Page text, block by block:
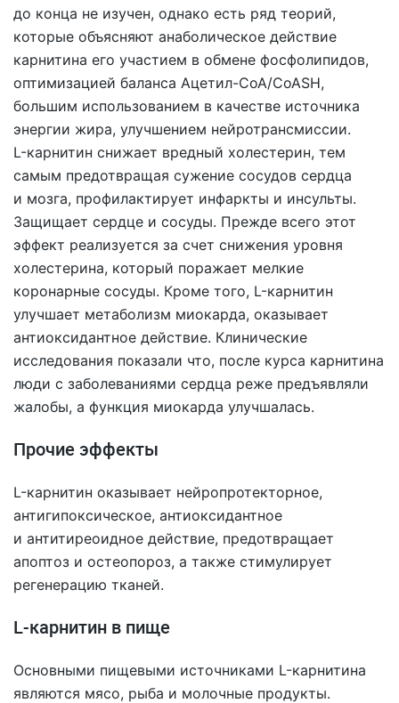
до конца не изучен, однако есть ряд теорий,
которые объясняют анаболическое действие
карнитина его участием в обмене фосфолипидов,
оптимизацией баланса Ацетил-CoA/CoASH,
большим использованием в качестве источника
энергии жира, улучшением нейротрансмиссии.
L-карнитин снижает вредный холестерин, тем
самым предотвращая сужение сосудов сердца
и мозга, профилактирует инфаркты и инсульты.
Защищает сердце и сосуды. Прежде всего этот
эффект реализуется за счет снижения уровня
холестерина, который поражает мелкие
коронарные сосуды. Кроме того, L-карнитин
улучшает метаболизм миокарда, оказывает
антиоксидантное действие. Клинические
исследования показали что, после курса карнитина
люди с заболеваниями сердца реже предъявляли
жалобы, а функция миокарда улучшалась.
Прочие эффекты
L-карнитин оказывает нейропротекторное,
антигипоксическое, антиоксидантное
и антитиреоидное действие, предотвращает
апоптоз и остеопороз, а также стимулирует
регенерацию тканей.
L-карнитин в пище
Основными пищевыми источниками L-карнитина
являются мясо, рыба и молочные продукты.